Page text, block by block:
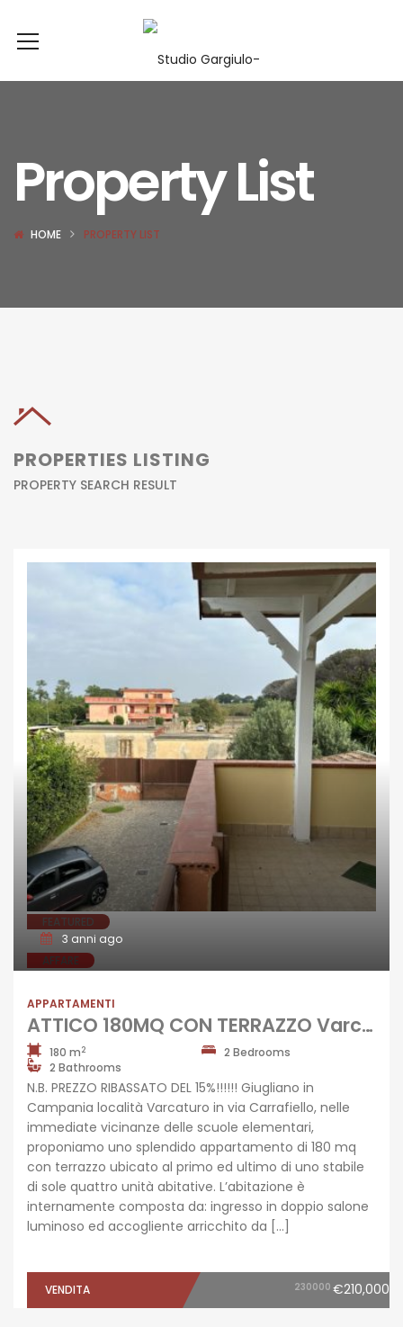
Property List
HOME PROPERTY LIST
PROPERTIES LISTING
PROPERTY SEARCH RESULT
FEATURED
AFFARE
3 anni ago
APPARTAMENTI
ATTICO 180MQ CON TERRAZZO Varcaturo-Via Carrafiello
180 m2
2 Bedrooms
2 Bathrooms
N.B. PREZZO RIBASSATO DEL 15%!!!!!! Giugliano in
Campania località Varcaturo in via Carrafiello, nelle
immediate vicinanze delle scuole elementari,
proponiamo uno splendido appartamento di 180 mq
con terrazzo ubicato al primo ed ultimo di uno stabile
di sole quattro unità abitative. L’abitazione è
internamente composta da: ingresso in doppio salone
luminoso ed accogliente arricchito da […]
VENDITA 230000 €210,000